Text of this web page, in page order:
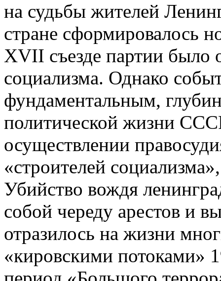
на судьбы жителей
стране сформировалось
XVII съезде партии было
социализма. Однако
фундаментальным,
политической жизни
осуществлении
«строителей
Убийство вождя
собой череду арестов и
отразилось на жизни
«кировскими потоками»